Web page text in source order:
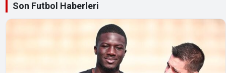
Son Futbol Haberleri